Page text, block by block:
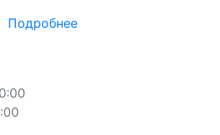
Подробнее